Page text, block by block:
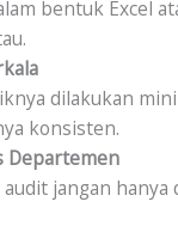
bentuk Excel
dilakukan
konsisten.
Departemen
jangan hanya